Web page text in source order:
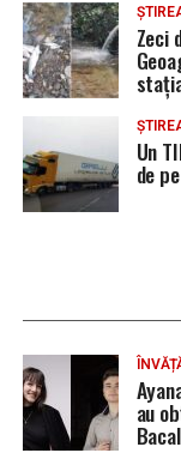
Ultimele știri
Jaf de
păgubită
aproape o
Locuri de
Locuri de
august
vacante
Locuri de
2026.
Zeci
Un
de
au